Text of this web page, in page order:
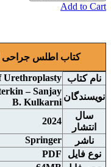
Add to Cart
کتاب اطلس جراحی
نام کتاب Urethroplasty
نويسندگان
– Sanjay
B. Kulkarni
سال
انتشار
2024
ناشر
Springer
نوع فايل
PDF